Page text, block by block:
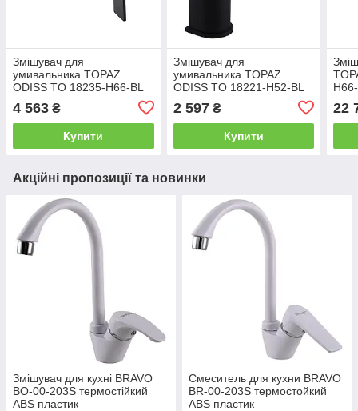
Змішувач для
умивальника TOPAZ
ODISS TO 18235-H66-BL
4 563 ₴
Купити
Змішувач для
умивальника TOPAZ
ODISS TO 18221-H52-BL
2 597₴
Купити
22
Акційні пропозиції та новинки
Змішувач для кухні BRAVO
BO-00-203S термостійкий
ABS пластик
Смеситель для кухни BRAVO
BR-00-203S термостойкий
ABS пластик